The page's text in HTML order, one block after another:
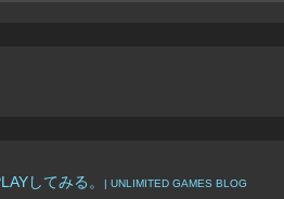
してみる。 | UNLIMITED GAMES BLOG